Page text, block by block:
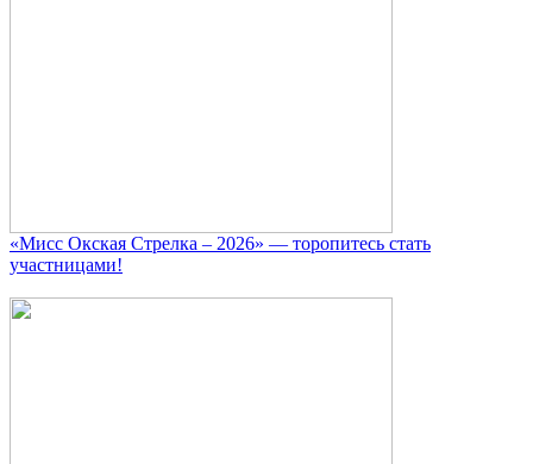
«Мисс Окская Стрелка – 2026» — торопитесь стать
участницами!